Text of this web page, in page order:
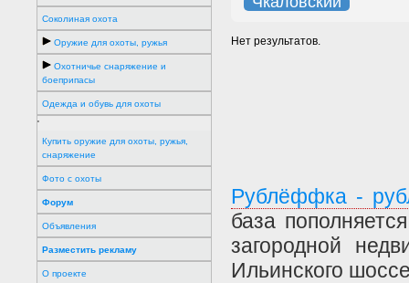
Соколиная охота
Оружие для охоты, ружья
Охотничье снаряжение и
боеприпасы
Одежда и обувь для охоты
'
Купить оружие для охоты, ружья,
снаряжение
Фото с охоты
Форум
Объявления
Разместить рекламу
О проекте
Нет результатов.
Рублёффка -
база
загородной
Ильинского